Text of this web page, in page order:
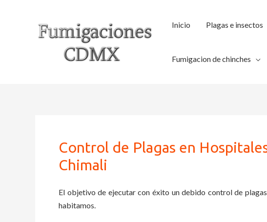
Inicio Plagas e insectos
Fumigacion de chinches
Control de Plagas en
Chimali
El objetivo de ejecutar con éxito un debido control de
habitamos.